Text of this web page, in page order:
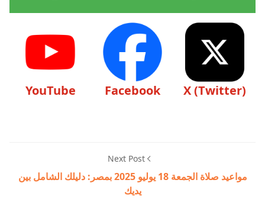
X (Twitter)
Facebook
YouTube
Next Post
مواعيد صلاة الجمعة 18 يوليو 2025 بمصر: دليلك الشامل بين
يديك